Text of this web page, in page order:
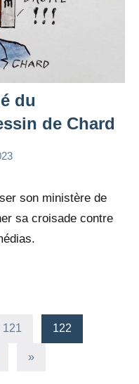
du
de Chard
son ministère de
sa croisade contre
121 122
Articles
»